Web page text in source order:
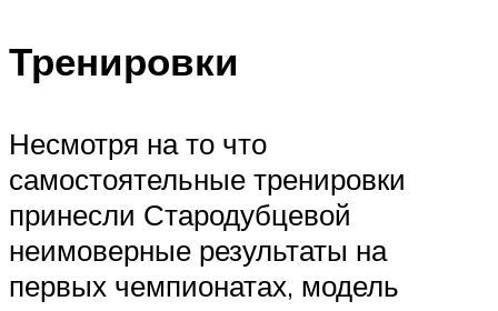
Тренировки
Несмотря на то что
самостоятельные тренировки
принесли Стародубцевой
неимоверные результаты на
первых чемпионатах, модель